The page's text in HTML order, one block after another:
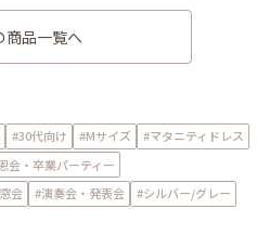
商品一覧へ
#30代向け #Mサイズ
#マタニティドレス
会・卒業パーティー
会 #演奏会・発表会
#シルバー/グレー